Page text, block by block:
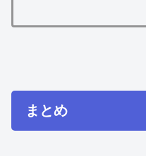
まとめ